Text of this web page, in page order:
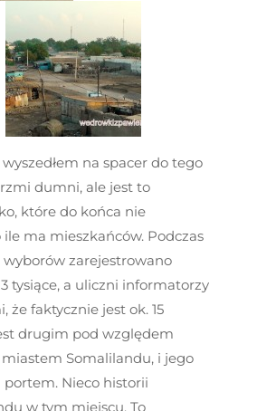
na spacer do tego
dumni, ale jest to
które do końca nie
ma mieszkańców. Podczas
zarejestrowano
tysiące, a uliczni informatorzy
że faktycznie jest ok. 15
drugim pod względem
Somalilandu, i jego
portem. Nieco historii
w tym miejscu. To